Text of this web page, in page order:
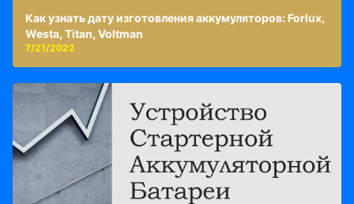
Как узнать дату изготовления аккумуляторов: Forlux,
Westa, Titan, Voltman
7/21/2022